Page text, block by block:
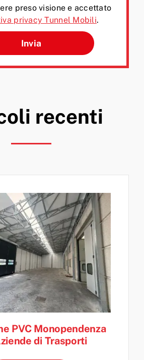
preso visione e accettato
privacy Tunnel Mobili.
Si prega di lasciare vuoto
recenti
PVC Monopendenza
di Trasporti